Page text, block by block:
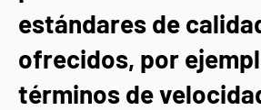
estándares de
ofrecidos, por
términos de